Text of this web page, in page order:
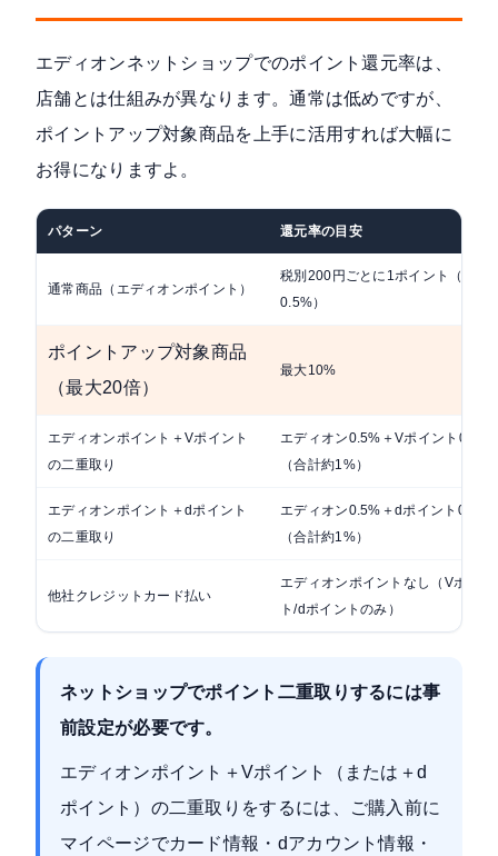
エディオンネットショップでのポイント還元率は、
店舗とは仕組みが異なります。通常は低めですが、
ポイントアップ対象商品を上手に活用すれば大幅に
お得になりますよ。
パターン 還元率の目安
通常商品（エディオンポイント）
税別200円ごとに1ポイント（約
0.5%）
ポイントアップ対象商品
（最大20倍）
最大10%
エディオンポイント＋Vポイント
の二重取り
エディオン0.5%＋Vポイント0.5%
（合計約1%）
エディオンポイント＋dポイント
の二重取り
エディオン0.5%＋dポイント0.5%
（合計約1%）
他社クレジットカード払い
エディオンポイントなし（Vポイン
ト/dポイントのみ）
ネットショップでポイント二重取りするには事
前設定が必要です。
エディオンポイント＋Vポイント（または＋d
ポイント）の二重取りをするには、ご購入前に
マイページでカード情報・dアカウント情報・